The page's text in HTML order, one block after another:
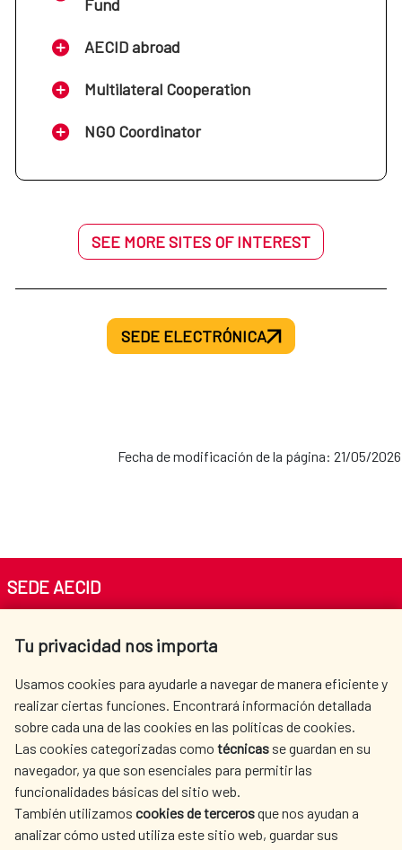
Fund
AECID abroad
Multilateral Cooperation
NGO Coordinator
SEE MORE SITES OF INTEREST
SEDE ELECTRÓNICA
Fecha de modificación de la página: 21/05/2026
Tu privacidad nos importa
Usamos cookies para ayudarle a navegar de manera eficiente y
realizar ciertas funciones. Encontrará información detallada
sobre cada una de las cookies en las políticas de cookies.
Las cookies categorizadas como técnicas se guardan en su
navegador, ya que son esenciales para permitir las
funcionalidades básicas del sitio web.
También utilizamos cookies de tercerosque nos ayudan a
analizar cómo usted utiliza este sitio web, guardar sus
SEDE AECID
Tel. +34 900 20 30 54​​​​​​​
AECID
WHERE DO WE COOPERATE?
SPANISH HUMANITARIAN
ACTION
PRESS ROOM
CULTURE AND SCIENCE LIBRARY